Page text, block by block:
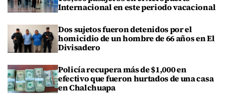
Internacional en este periodo vacacional
Dos sujetos fueron detenidos por el
homicidio de un hombre de 66 años en El
Divisadero
Policía recupera más de $1,000 en
efectivo que fueron hurtados de una casa
en Chalchuapa